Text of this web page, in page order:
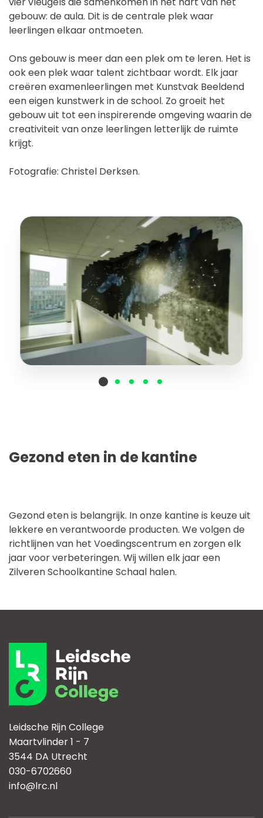
gebouw: de aula. Dit is de centrale plek waar
leerlingen elkaar ontmoeten.
Ons gebouw is meer dan een plek om te leren. Het is
ook een plek waar talent zichtbaar wordt. Elk jaar
creëren examenleerlingen met Kunstvak Beeldend
een eigen kunstwerk in de school. Zo groeit het
gebouw uit tot een inspirerende omgeving waarin de
creativiteit van onze leerlingen letterlijk de ruimte
krijgt.
Fotografie: Christel Derksen.
Gezond eten is belangrijk. In onze kantine is keuze uit
lekkere en verantwoorde producten. We volgen de
richtlijnen van het Voedingscentrum en zorgen elk
jaar voor verbeteringen. Wij willen elk jaar een
Zilveren Schoolkantine Schaal halen.